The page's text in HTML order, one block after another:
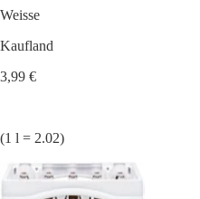
Weisse
Kaufland
3,99 €
(1 l = 2.02)